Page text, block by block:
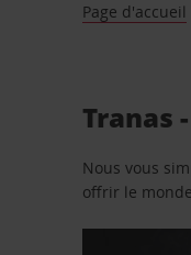
Page d'accueil
Tranas
Nous vous
offrir le